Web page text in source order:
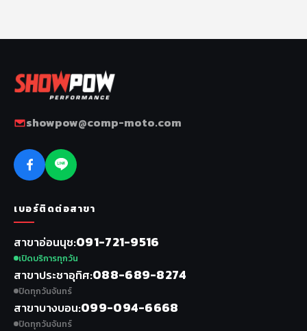
showpow@comp-moto.com
เบอร์ติดต่อสาขา
สาขาอ่อนนุช 091-721-9516
เปิดบริการทุกวัน
สาขาประชาอุทิศ 088-689-8274
ปิดทุกวันจันทร์
สาขาบางบอน 099-094-6668
ปิดทุกวันจันทร์